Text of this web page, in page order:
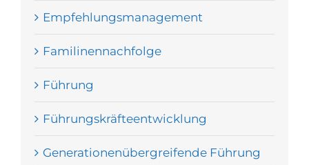
Empfehlungsmanagement
Familinennachfolge
Führung
Führungskräfteentwicklung
Generationenübergreifende Führung